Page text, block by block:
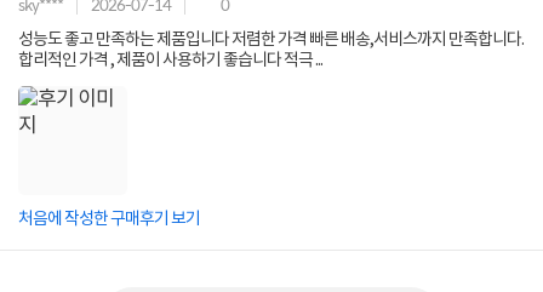
성능도 좋고 만족하는 제품입니다 저렴한 가격 빠른 배송,서비스까지 만족합니다.
합리적인 가격 , 제품이 사용하기 좋습니다 적극 ...
처음에 작성한 구매후기 보기